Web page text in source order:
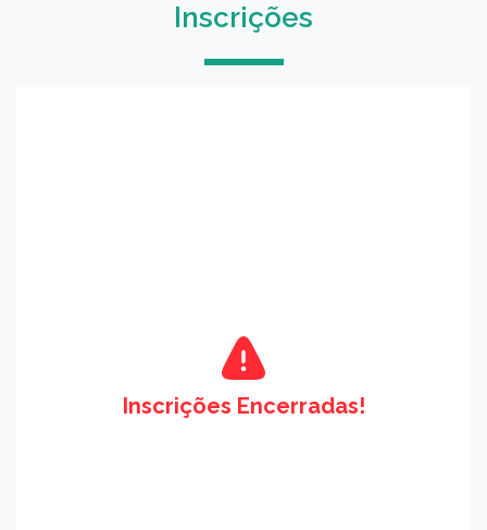
Inscrições
Inscrições Encerradas!